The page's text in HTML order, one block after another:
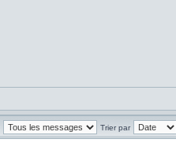
Trier par